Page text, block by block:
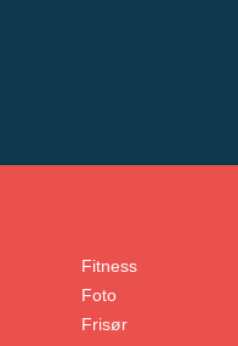
Fitness
Foto
Frisør